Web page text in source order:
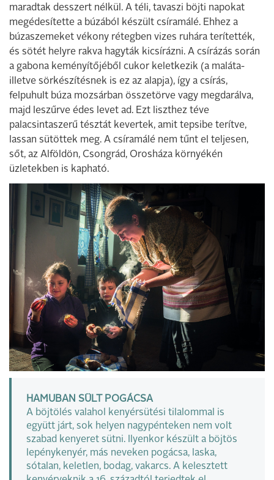
maradtak desszert nélkül. A téli, tavaszi böjti napokat
megédesítette a búzából készült csíramálé. Ehhez a
búzaszemeket vékony rétegben vizes ruhára terítették,
és sötét helyre rakva hagyták kicsírázni. A csírázás során
a gabona keményítőjéből cukor keletkezik (a maláta-
illetve sörkészítésnek is ez az alapja), így a csírás,
felpuhult búza mozsárban összetörve vagy megdarálva,
majd leszűrve édes levet ad. Ezt liszthez téve
palacsintaszerű tésztát kevertek, amit tepsibe terítve,
lassan sütöttek meg. A csíramálé nem tűnt el teljesen,
sőt, az Alföldön, Csongrád, Orosháza környékén
üzletekben is kapható.
HAMUBAN SÜLT POGÁCSA
A böjtölés valahol kenyérsütési tilalommal is
együtt járt, sok helyen nagypénteken nem volt
szabad kenyeret sütni. Ilyenkor készült a böjtös
lepénykenyér, más neveken pogácsa, laska,
sótalan, keletlen, bodag, vakarcs. A kelesztett